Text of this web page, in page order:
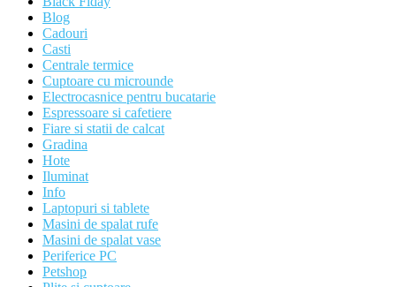
Blog
Cadouri
Casti
Centrale termice
Cuptoare cu microunde
Electrocasnice pentru bucatarie
Espressoare si cafetiere
Fiare si statii de calcat
Gradina
Hote
Iluminat
Info
Laptopuri si tablete
Masini de spalat rufe
Masini de spalat vase
Periferice PC
Petshop